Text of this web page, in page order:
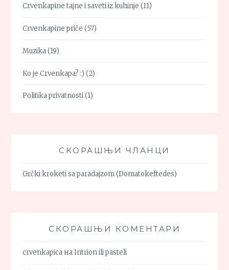
Crvenkapine tajne i saveti iz kuhinje (11)
Crvenkapine priče (57)
Muzika(19)
Ko je Crvenkapa? :) (2)
Politika privatnosti(1)
СКОРАШЊИ ЧЛАНЦИ
Grčki kroketi sa paradajzom (Domatokeftedes)
СКОРАШЊИ КОМЕНТАРИ
crvenkapica наIntrion ili pasteli